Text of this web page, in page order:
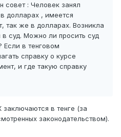
совет : Человек занял
долларах , имеется
так же в долларах. Возникла
суд. Можно ли просить суд
Если в тенговом
справку о курсе
и где такую справку
в тенге (за
законодательством).